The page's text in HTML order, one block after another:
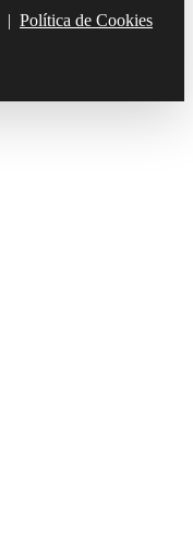
| Política de Cookies